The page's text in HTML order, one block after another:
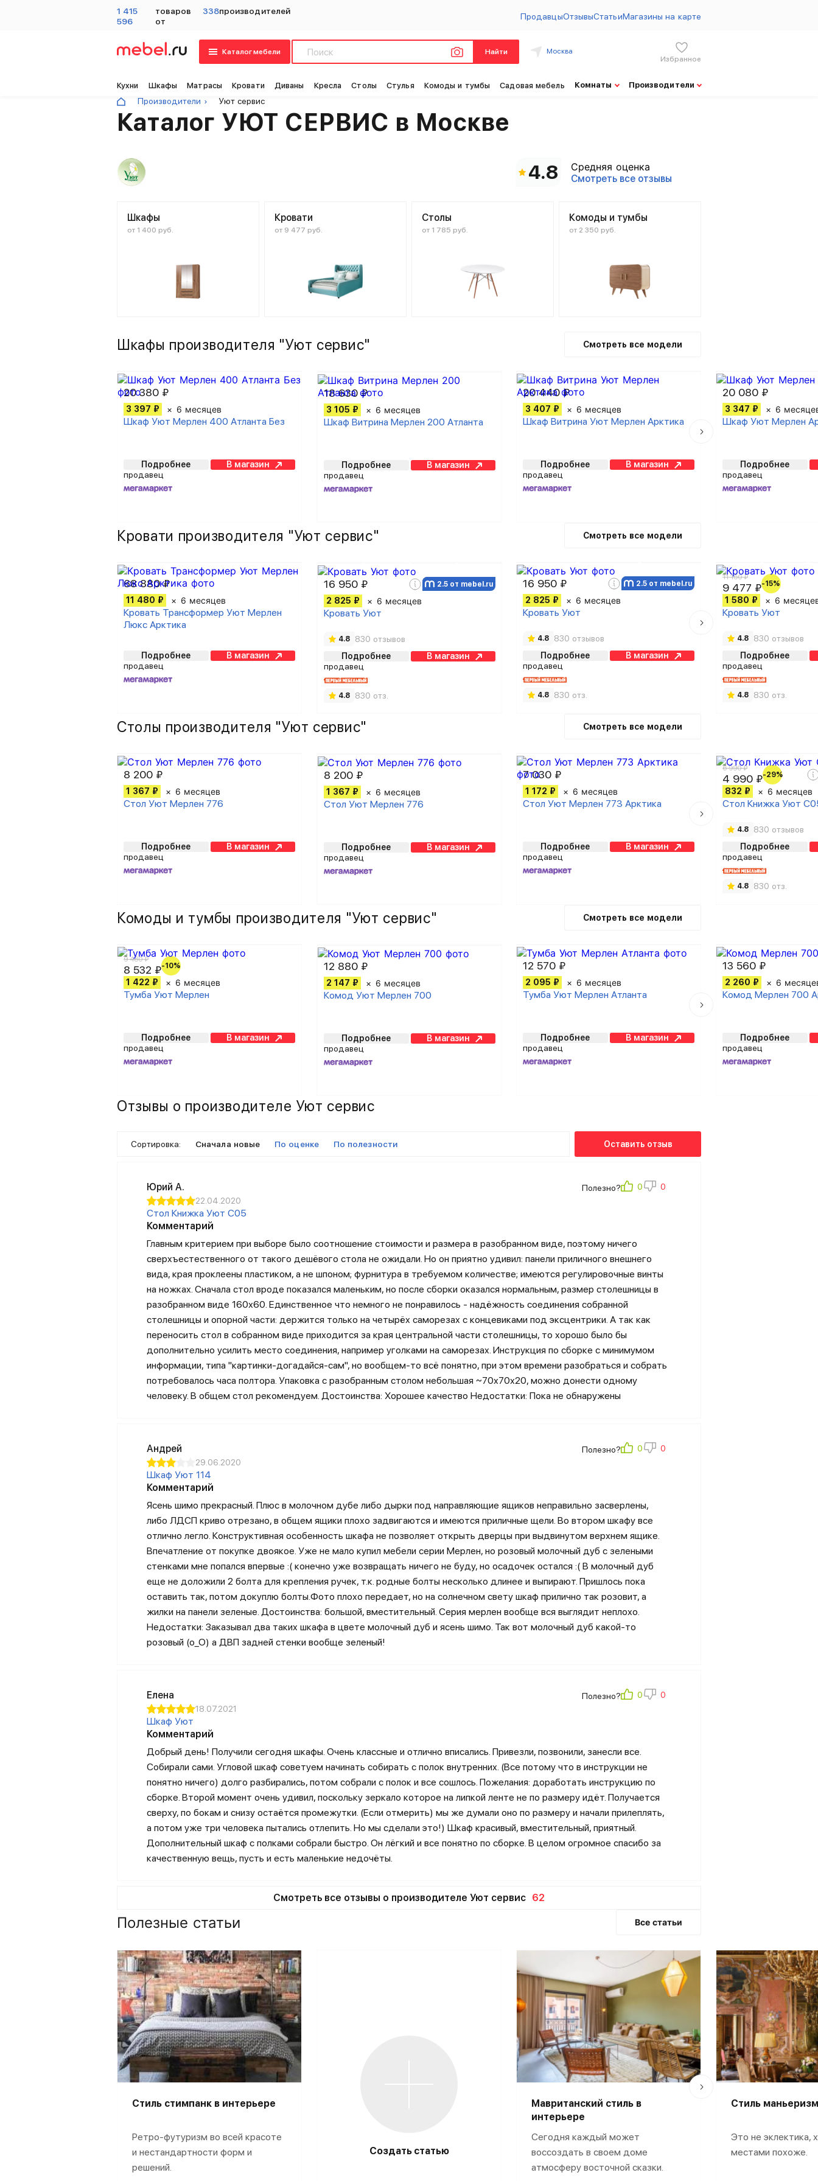
1 415
596
товаров
от
338производителей
ПродавцыОтзывыСтатьиМагазины на карте
Каталог мебели Найти
Москва
Избранное
Кухни Шкафы Матрасы Кровати Диваны Кресла Столы Стулья Комоды и тумбы Садовая мебель Комнаты Производители
Производители Уют сервис
Каталог УЮТ СЕРВИС в Москве
4.8 Средняя оценка
Смотреть все отзывы
Шкафы
от 1 400 руб.
Кровати
от 9 477 руб.
Столы
от 1 785 руб.
Комоды и тумбы
от 2 350 руб.
Шкафы производителя "Уют сервис" Смотреть все модели
20 380 ₽
3 397 ₽ 6 месяцев
Шкаф Уют Мерлен 400 Атланта Без
Подробнее
В магазин
продавец
18 630 ₽
3 105 ₽ 6 месяцев
Шкаф Витрина Мерлен 200 Атланта
Подробнее
В магазин
продавец
20 440 ₽
3 407 ₽ 6 месяцев
Шкаф Витрина Уют Мерлен Арктика
Подробнее
В магазин
продавец
20 080 ₽
3 347 ₽ 6
Шкаф Уют Мерлен
Подробнее
продавец
Кровати производителя "Уют сервис" Смотреть все модели
68 880 ₽
11 480 ₽ 6 месяцев
Кровать Трансформер Уют Мерлен
Люкс Арктика
Подробнее
В магазин
продавец
16 950 ₽ 2.5 от mebel.ru
2 825 ₽ 6 месяцев
Кровать Уют
4.8
830 отзывов
Подробнее
В магазин
продавец
4.8 830 отз.
16 950 ₽ 2.5 от mebel.ru
2 825 ₽ 6 месяцев
Кровать Уют
4.8
830 отзывов
Подробнее
В магазин
продавец
4.8 830 отз.
11 150 ₽
9 477 ₽-15%
1 580 ₽ 6
Кровать Уют
4.8
830 отзывов
Подробнее
продавец
4.8 830 отз.
Столы производителя "Уют сервис" Смотреть все модели
8 200 ₽
1 367 ₽ 6 месяцев
Стол Уют Мерлен 776
Подробнее
В магазин
продавец
8 200 ₽
1 367 ₽ 6 месяцев
Стол Уют Мерлен 776
Подробнее
В магазин
продавец
7 030 ₽
1 172 ₽ 6 месяцев
Стол Уют Мерлен 773 Арктика
Подробнее
В магазин
продавец
6 990 ₽
4 990 ₽-29%
832 ₽ 6 месяцев
Стол Книжка Уют
4.8
830 отзывов
Подробнее
продавец
4.8 830 отз.
Комоды и тумбы производителя "Уют сервис" Смотреть все модели
9 480 ₽
8 532 ₽-10%
1 422 ₽ 6 месяцев
Тумба Уют Мерлен
Подробнее
В магазин
продавец
12 880 ₽
2 147 ₽ 6 месяцев
Комод Уют Мерлен 700
Подробнее
В магазин
продавец
12 570 ₽
2 095 ₽ 6 месяцев
Тумба Уют Мерлен Атланта
Подробнее
В магазин
продавец
13 560 ₽
2 260 ₽ 6
Комод Мерлен 700
Подробнее
продавец
Отзывы о производителе Уют сервис
Сортировка: Сначала новые По оценке По полезности Оставить отзыв
Юрий А.
22.04.2020
Полезно?
Стол Книжка Уют С05
Комментарий
Главным критерием при выборе было соотношение стоимости и размера в разобранном виде, поэтому ничего
сверхъестественного от такого дешёвого стола не ожидали. Но он приятно удивил: панели приличного внешнего
вида, края проклеены пластиком, а не шпоном; фурнитура в требуемом количестве; имеются регулировочные винты
на ножках. Сначала стол вроде показался маленьким, но после сборки оказался нормальным, размер столешницы в
разобранном виде 160х60. Единственное что немного не понравилось - надёжность соединения собранной
столешницы и опорной части: держится только на четырёх саморезах с концевиками под эксцентрики. А так как
переносить стол в собранном виде приходится за края центральной части столешницы, то хорошо было бы
дополнительно усилить место соединения, например уголками на саморезах. Инструкция по сборке с минимумом
информации, типа "картинки-догадайся-сам", но вообщем-то всё понятно, при этом времени разобраться и собрать
потребовалось часа полтора. Упаковка с разобранным столом небольшая ~70х70х20, можно донести одному
человеку. В общем стол рекомендуем. Достоинства: Хорошее качество Недостатки: Пока не обнаружены
Андрей
29.06.2020
Полезно?
Шкаф Уют 114
Комментарий
Ясень шимо прекрасный. Плюс в молочном дубе либо дырки под направляющие ящиков неправильно засверлены,
либо ЛДСП криво отрезано, в общем ящики плохо задвигаются и имеются приличные щели. Во втором шкафу все
отлично легло. Конструктивная особенность шкафа не позволяет открыть дверцы при выдвинутом верхнем ящике.
Впечатление от покупке двоякое. Уже не мало купил мебели серии Мерлен, но розовый молочный дуб с зелеными
стенками мне попался впервые :( конечно уже возвращать ничего не буду, но осадочек остался :( В молочный дуб
еще не доложили 2 болта для крепления ручек, т.к. родные болты несколько длинее и выпирают. Пришлось пока
оставить так, потом докуплю болты.Фото плохо передает, но на солнечном свету шкаф прилично так розовит, а
жилки на панели зеленые. Достоинства: большой, вместительный. Серия мерлен вообще вся выглядит неплохо.
Недостатки: Заказывал два таких шкафа в цвете молочный дуб и ясень шимо. Так вот молочный дуб какой-то
розовый (о_О) а ДВП задней стенки вообще зеленый!
Елена
18.07.2021
Полезно?
Шкаф Уют
Комментарий
Добрый день! Получили сегодня шкафы. Очень классные и отлично вписались. Привезли, позвонили, занесли все.
Собирали сами. Угловой шкаф советуем начинать собирать с полок внутренних. (Все потому что в инструкции не
понятно ничего) долго разбирались, потом собрали с полок и все сошлось. Пожелания: доработать инструкцию по
сборке. Второй момент очень удивил, поскольку зеркало которое на липкой ленте не по размеру идёт. Получается
сверху, по бокам и снизу остаётся промежутки. (Если отмерить) мы же думали оно по размеру и начали прилеплять,
а потом уже три человека пытались отлепить. Но мы сделали это!) Шкаф красивый, вместительный, приятный.
Дополнительный шкаф с полками собрали быстро. Он лёгкий и все понятно по сборке. В целом огромное спасибо за
качественную вещь, пусть и есть маленькие недочёты.
Смотреть все отзывы о производителе Уют сервис 62
Полезные статьи Все статьи
Стиль стимпанк в интерьере
Ретро-футуризм во всей красоте
и нестандартности форм и
решений.
Создать статью
Мавританский стиль в
интерьере
Сегодня каждый может
воссоздать в своем доме
атмосферу восточной сказки.
Стиль
Это не эклектика,
местами похоже.